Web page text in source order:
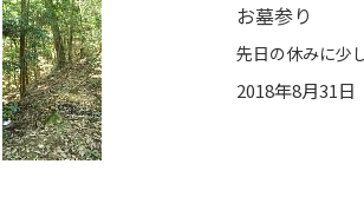
お墓参り
2018年8月31日